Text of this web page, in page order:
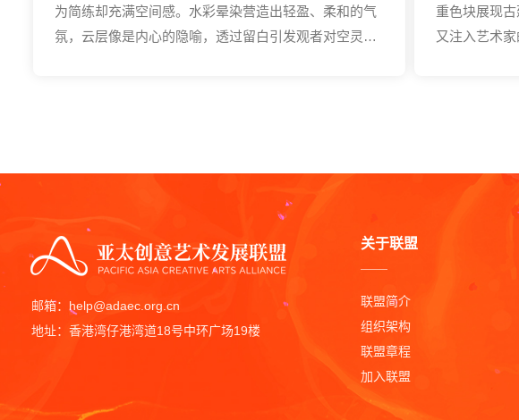
为简练却充满空间感。水彩晕染营造出轻盈、柔和的气
氛，云层像是内心的隐喻，透过留白引发观者对空灵与
重色块展现
又注入艺术
邮箱：help@adaec.org.cn
地址：香港湾仔港湾道18号中环广场19楼
关于联盟
联盟简介
组织架构
联盟章程
加入联盟